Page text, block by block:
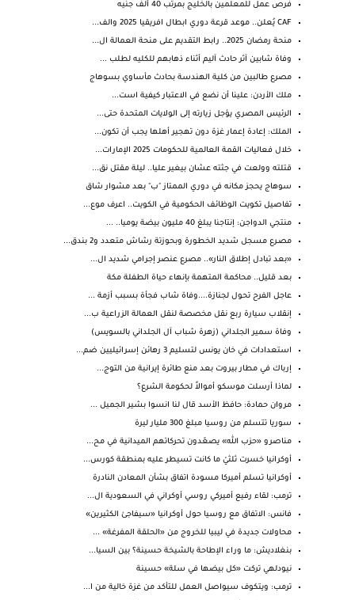
فرص عمل للمعلمين بالخليج بمرتب 40 ألف جنيه
CAF يُعلن.. موعد قرعة دوري ابطال افريقيا 2025 والف...
منحة رمضان 2025.. رابط التقديم على منحة العمالة ال...
وفاة شابين آثر حادث آليم أثناء ذهابهم للكليه لطلب ...
مصرع طالبين من كلية الهندسة بحادث مأساوي بسوهاج
ملك ⁧‫الأردن‬⁩: علينا أن نضع في الاعتبار كيفية است...
الرئيس المصري يؤجل زيارته إلى الولايات المتحدة حتى...
الملك: إعادة إعمار غزة دون تهجير أهلها يجب أن تكون...
خلال فعاليات القمة العالمية للحكومات 2025 الإمارات...
قتلته وولعت في جثته عشان بيغير عليا.. ليلة مقتل نق...
سوهاج يحجز مكانه في دوري الممتاز "ب" بعد مشوار شاق
تفاصيل تكويت الوظائف الحكومية في الكويت.. اعرف موع...
منتجي الدواجن: إنتاجنا يبلغ 40 مليون بيضة يوميا.. ...
مصـرع مسجل شديد الخطورة وبحوزتة رشاش متعدد و2 بندق...
«بعد تبادل إطلاق النار».. مصرع عنصر إجرامي شديد ال...
بعد قليل.. محاكمة المتهمة بإنهاء حياة الطفلة مكة
عاجل الفرح تحول لجنازة....وفاة شاب فجأة بسبب أزمة ...
إنقلاب سيارة ربع نقل مخصصة لنقل العمالة الزراعية ب...
وفاة سمير الجلداني (زهرة شباب آل الجلداني بالسويس)
استعدادات في خان يونس لتسليم 3 رهائن إسرائيليين ضم...
إرباك في مطار بيروت بعد منع طائرة إيرانية من التوج...
لماذا أرسلت موسكو أموالاً لحكومة الشرع؟
مروان حمادة: حافظ الأسد قال لنا انسوا بشير الجميل ...
سوريا تتسلم من روسيا مبلغ 300 مليار ليرة
مناصرو «حزب الله» يصعّدون تحركاتهم الميدانية في مح...
أوكرانيا خسرت ثلثيْ ما كانت تسيطر عليه بمنطقة كورس...
أوكرانيا تسلم أميركا مسودة اتفاق بشأن المعادن النادرة
ترمب: لقاء رفيع أميركي روسي أوكراني في السعودية ال...
فانس: الاتفاق مع روسيا حول أوكرانيا «سيفاجئ الكثيرين»
محاولات جديدة في ليبيا للخروج من «الحلقة المفرغة» ...
بنغلاديش: ما وراء الإطاحة بالشيخة حسينة؟ بين السيا...
نيودلهي تركت «كل بيضها في سلة» حسينة
ترمب: ويتكوف سيواصل العمل للتأكد من غزة خالية من ا...